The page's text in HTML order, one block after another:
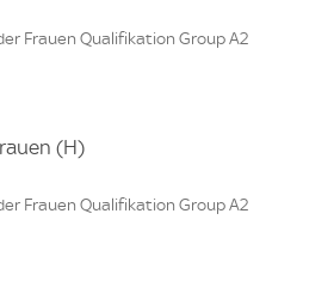
Frauen Qualifikation Group A2
(H)
Frauen Qualifikation Group A2